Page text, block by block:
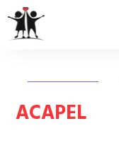
ACAPEL